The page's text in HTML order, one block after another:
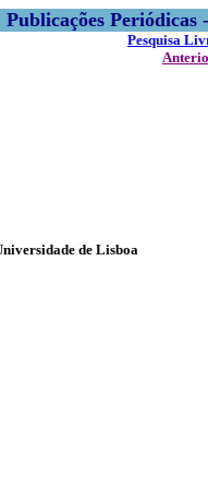
Publicações
Pesquisa
de Lisboa